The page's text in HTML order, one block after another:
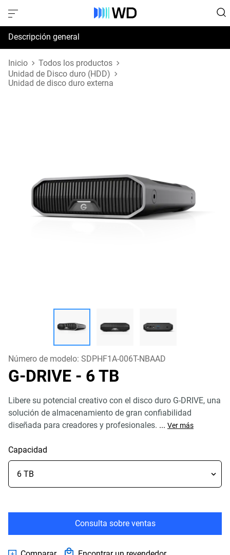
Descripción general
Especificaciones
Soporte y recursos
Inicio
Todos los productos
Unidad de Disco duro (HDD)
Unidad de disco duro externa
Número de modelo: SDPHF1A-006T-NBAAD
G-DRIVE - 6 TB
Libere su potencial creativo con el disco duro G-DRIVE, una
solución de almacenamiento de gran confiabilidad
diseñada para creadores y profesionales. ... Ver más
Capacidad
Consulta sobre ventas